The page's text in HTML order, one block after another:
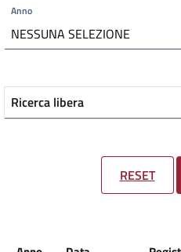
Anno
NESSUNA SELEZIONE
Ricerca libera
RESET